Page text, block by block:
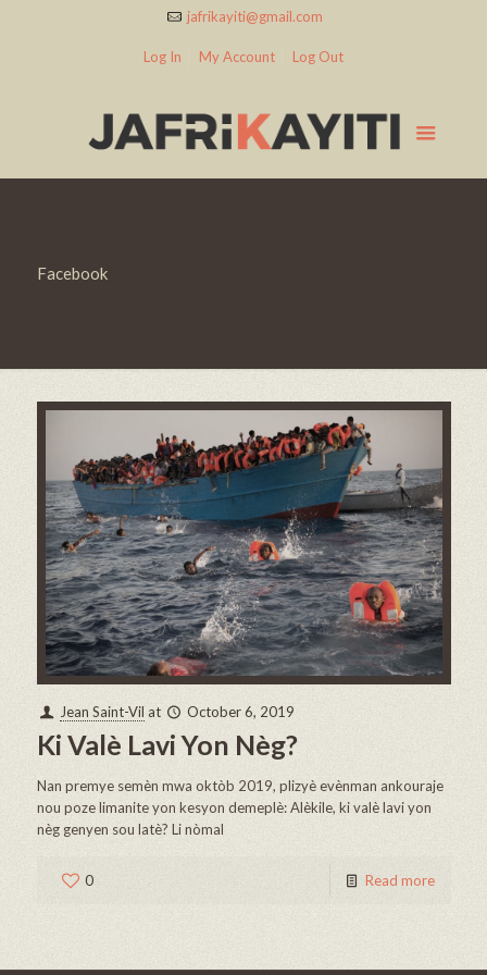
jafrikayiti@gmail.com
Log In My Account Log Out
Facebook
Jean Saint-Vil at October 6, 2019
Ki Valè Lavi Yon Nèg?
Nan premye semèn mwa oktòb 2019, plizyè evènman ankouraje
nou poze limanite yon kesyon demeplè: Alèkile, ki valè lavi yon
nèg genyen sou latè? Li nòmal
0 Read more